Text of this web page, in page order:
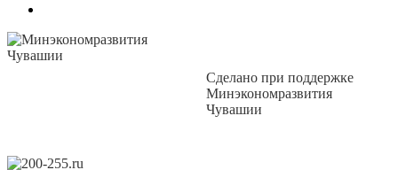
Сделано при поддержке
Минэкономразвития
Чувашии